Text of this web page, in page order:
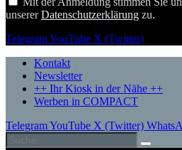
unsererDatenschutzerklärung zu.
TelegramYouTube X (Twitter)
Kontakt
Newsletter
++ Ihr Kiosk in der Nähe ++
Werben in COMPACT
TelegramYouTube X (Twitter)